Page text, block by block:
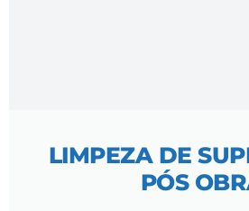
LIMPEZA DE
PÓS